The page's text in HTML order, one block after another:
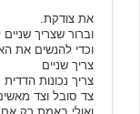
את צודקת.
וברור שצריך שניים
וכדי להנשים את
צריך שניים
צריך נכונות הדדית
צד סובל וצד